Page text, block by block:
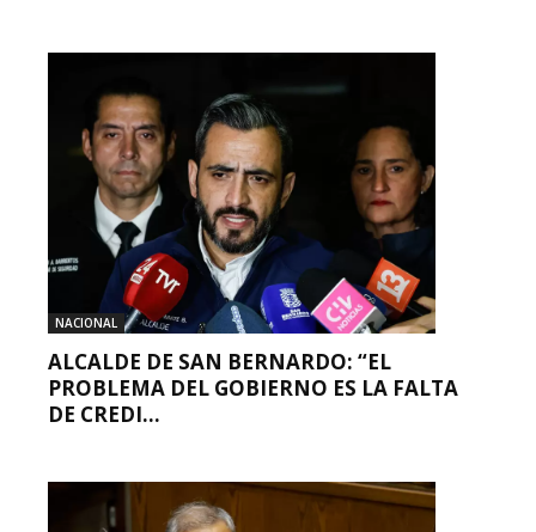
NACIONAL
ALCALDE DE SAN BERNARDO: “EL
PROBLEMA DEL GOBIERNO ES LA FALTA
DE CREDI...